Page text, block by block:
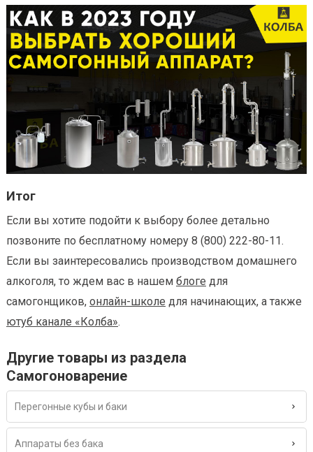
Итог
Если вы хотите подойти к выбору более детально
позвоните по бесплатному номеру 8 (800) 222-80-11.
Если вы заинтересовались производством домашнего
алкоголя, то ждем вас в нашем блоге для
самогонщиков, онлайн-школе для начинающих, а также
ютуб канале «Колба».
Другие товары из раздела
Самогоноварение
Перегонные кубы и баки
Аппараты без бака